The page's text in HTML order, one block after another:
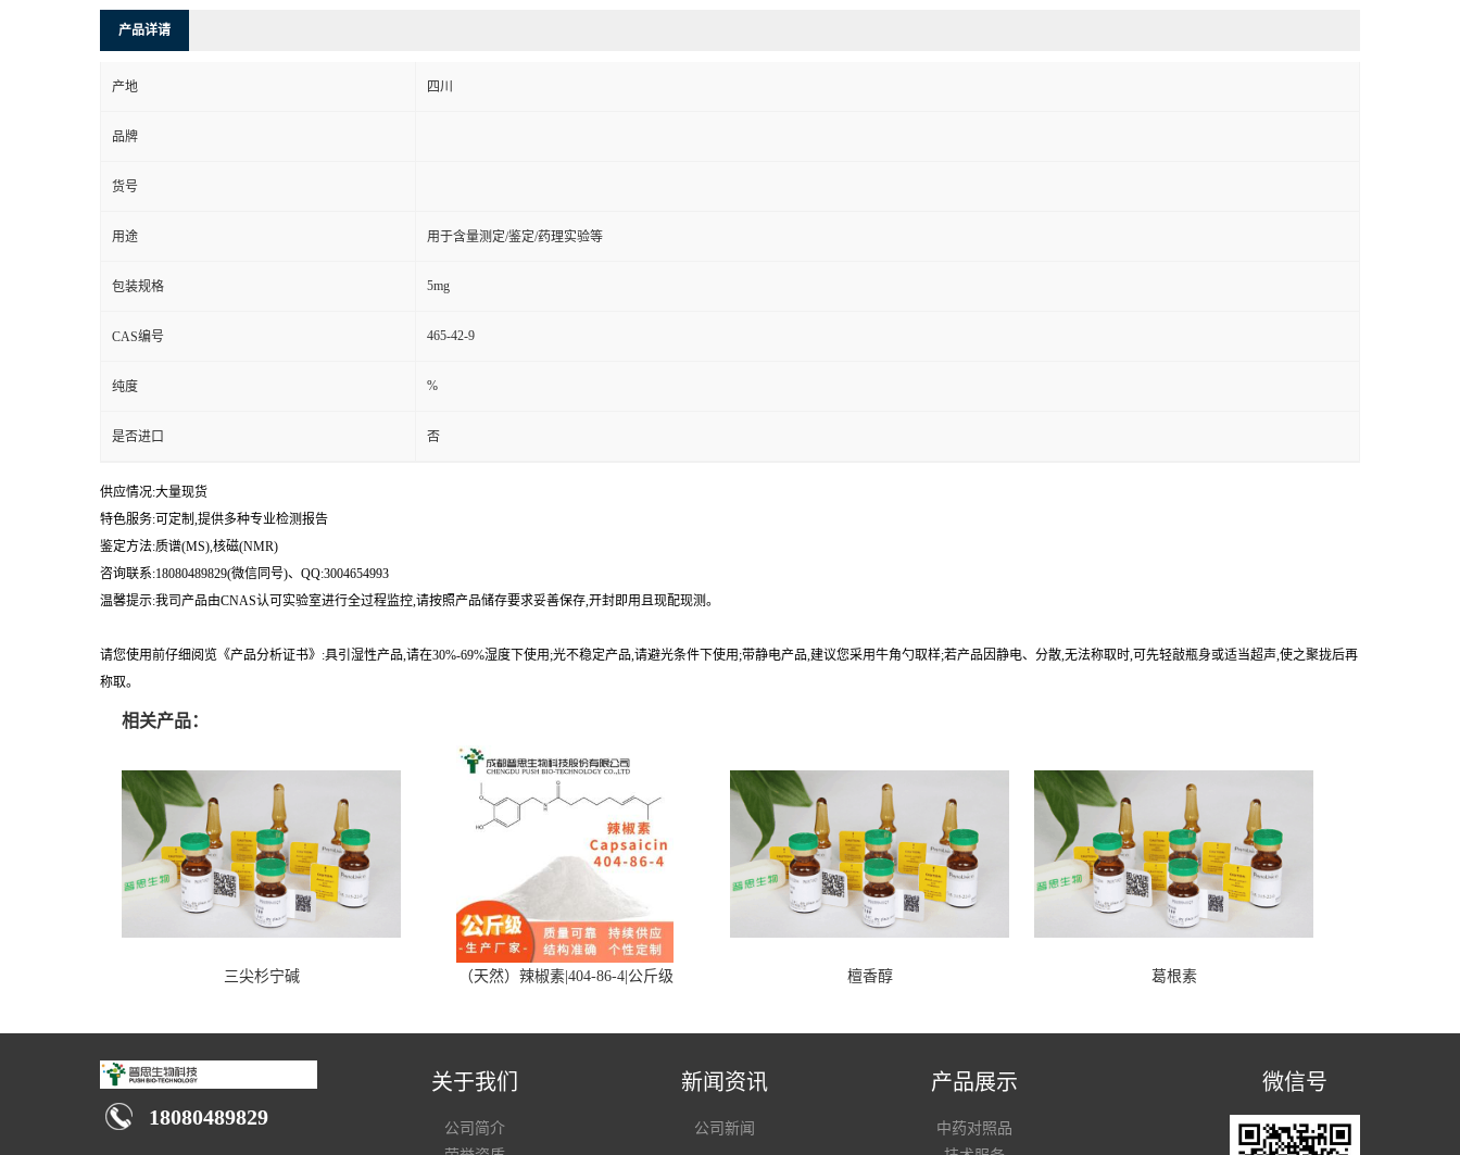
产品详请
产地 四川
品牌
货号
用途 用于含量测定/鉴定/药理实验等
包装规格 5mg
CAS编号 465-42-9
纯度 %
是否进口 否
供应情况:大量现货
特色服务:可定制,提供多种专业检测报告
鉴定方法:质谱(MS),核磁(NMR)
咨询联系:18080489829(微信同号)、QQ:3004654993
温馨提示:我司产品由CNAS认可实验室进行全过程监控,请按照产品储存要求妥善保存,开封即用且现配现测。
请您使用前仔细阅览《产品分析证书》:具引湿性产品,请在30%-69%湿度下使用;光不稳定产品,请避光条件下使用;带静电产品,建议您采用牛角勺取样;若产品因静电、分散,无法称取时,可先轻敲瓶身或适当超声,使之聚拢后再
称取。
相关产品：
三尖杉宁碱 （天然）辣椒素|404-86-4|公斤级 檀香醇 葛根素
18080489829
关于我们
公司简介
新闻资讯
公司新闻
产品展示
中药对照品
微信号